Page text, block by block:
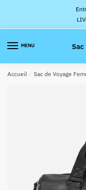
la
navigation
contenu
MENU Sac
Accueil / Sac de Voyage